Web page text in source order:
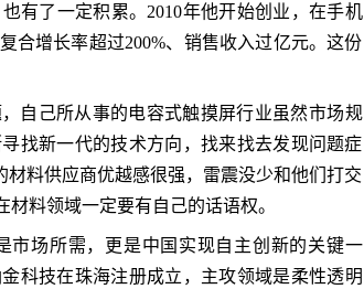
有了一定积累。2010年他开始创业，在手机
合增长率超过200%、销售收入过亿元。这份
自己所从事的电容式触摸屏行业虽然市场规
找新一代的技术方向，找来找去发现问题症
料供应商优越感很强，雷震没少和他们打交
料领域一定要有自己的话语权。
市场所需，更是中国实现自主创新的关键一
科技在珠海注册成立，主攻领域是柔性透明